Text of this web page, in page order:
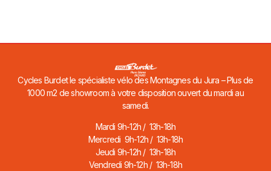
Cycles Burdet le spécialiste vélo des Montagnes du Jura – Plus de
1000 m2 de showroom à votre disposition ouvert du mardi au
samedi.
Mardi 9h-12h / 13h-18h
Mercredi 9h-12h / 13h-18h
Jeudi 9h-12h / 13h-18h
Vendredi 9h-12h / 13h-18h